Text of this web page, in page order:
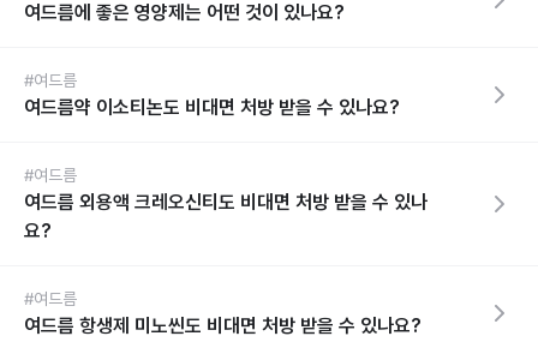
여드름에 좋은 영양제는 어떤 것이 있나요?
#여드름
여드름약 이소티논도 비대면 처방 받을 수 있나요?
#여드름
여드름 외용액 크레오신티도 비대면 처방 받을 수 있나
요?
#여드름
여드름 항생제 미노씬도 비대면 처방 받을 수 있나요?